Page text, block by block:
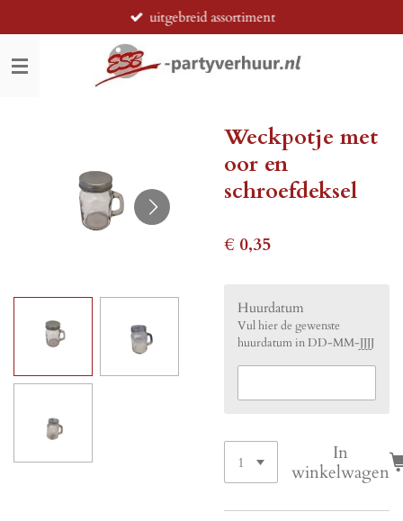
direct
naar
de
uitgebreid assortiment
Weckpotje met
oor en
schroefdeksel
€ 0,35
Huurdatum
Vul hier de gewenste
huurdatum in DD-MM-JJJJ
In
winkelwagen